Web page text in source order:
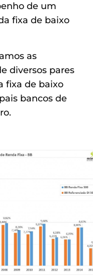
de um
fixa de baixo
as
diversos pares
fixa de baixo
bancos de